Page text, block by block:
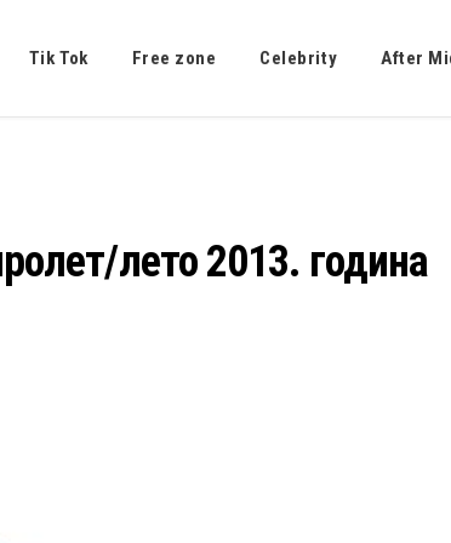
Tik Tok Free zone Celebrity After
лето 2013. година